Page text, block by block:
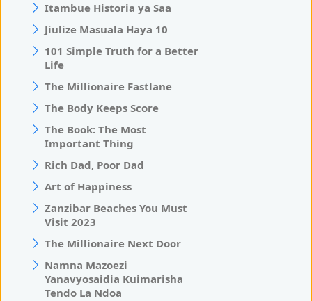
Itambue Historia ya Saa
Jiulize Masuala Haya 10
101 Simple Truth for a Better
Life
The Millionaire Fastlane
The Body Keeps Score
The Book: The Most
Important Thing
Rich Dad, Poor Dad
Art of Happiness
Zanzibar Beaches You Must
Visit 2023
The Millionaire Next Door
Namna Mazoezi
Yanavyosaidia Kuimarisha
Tendo La Ndoa